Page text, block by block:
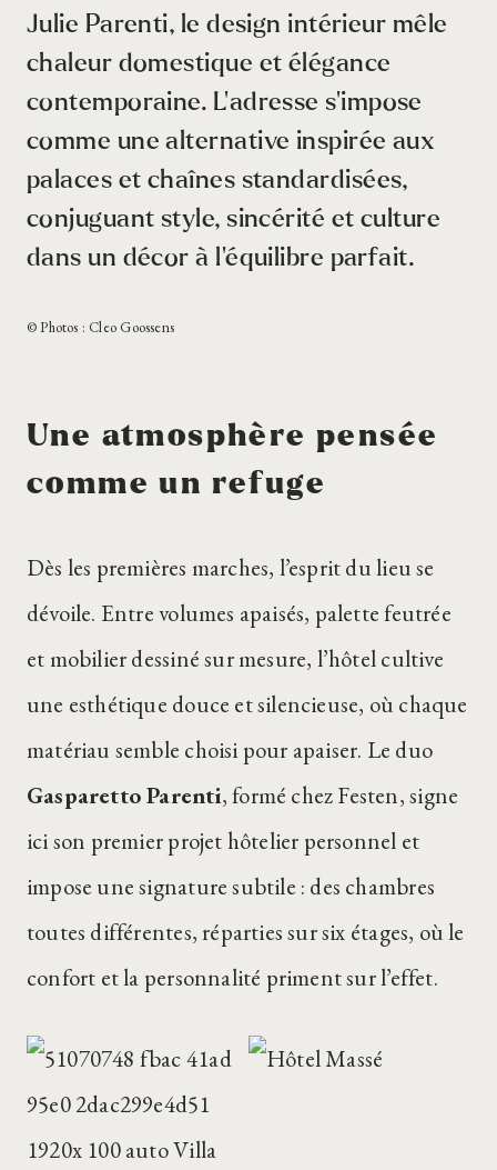
Julie Parenti, le design intérieur mêle
chaleur domestique et élégance
contemporaine. L’adresse s’impose
comme une alternative inspirée aux
palaces et chaînes standardisées,
conjuguant style, sincérité et culture
dans un décor à l’équilibre parfait.
© Photos : Cleo Goossens
Une atmosphère pensée
comme un refuge
Dès les premières marches, l’esprit du lieu se
dévoile. Entre volumes apaisés, palette feutrée
et mobilier dessiné sur mesure, l’hôtel cultive
une esthétique douce et silencieuse, où chaque
matériau semble choisi pour apaiser. Le duo
Gasparetto Parenti, formé chez Festen, signe
ici son premier projet hôtelier personnel et
impose une signature subtile : des chambres
toutes différentes, réparties sur six étages, où le
confort et la personnalité priment sur l’effet.